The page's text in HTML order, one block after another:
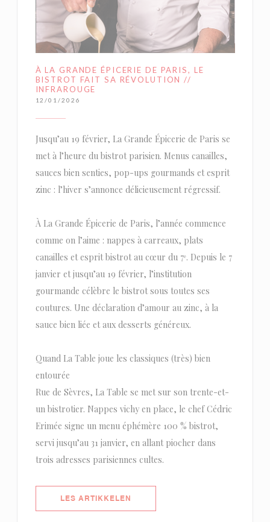
À LA GRANDE ÉPICERIE DE PARIS, LE
BISTROT FAIT SA RÉVOLUTION //
INFRAROUGE
12/01/2026
Jusqu’au 19 février, La Grande Épicerie de Paris se
met à l’heure du bistrot parisien. Menus canailles,
sauces bien senties, pop-ups gourmands et esprit
zinc : l’hiver s’annonce délicieusement régressif.
À La Grande Épicerie de Paris, l’année commence
comme on l’aime : nappes à carreaux, plats
canailles et esprit bistrot au cœur du 7ᵉ. Depuis le 7
janvier et jusqu’au 19 février, l’institution
gourmande célèbre le bistrot sous toutes ses
coutures. Une déclaration d’amour au zinc, à la
sauce bien liée et aux desserts généreux.
Quand La Table joue les classiques (très) bien
entourée
Rue de Sèvres, La Table se met sur son trente-et-
un bistrotier. Nappes vichy en place, le chef Cédric
Erimée signe un menu éphémère 100 % bistrot,
servi jusqu’au 31 janvier, en allant piocher dans
trois adresses parisiennes cultes.
LES ARTIKKELEN